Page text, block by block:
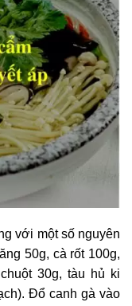
với một số nguyên
50g, cà rốt 100g,
30g, tàu hủ ki
Đổ canh gà vào